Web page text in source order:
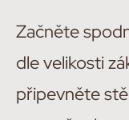
Začněte
dle velikosti
připevněte